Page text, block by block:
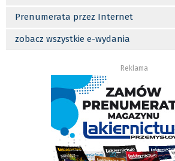
Prenumerata przez Internet
zobacz wszystkie e-wydania
Reklama